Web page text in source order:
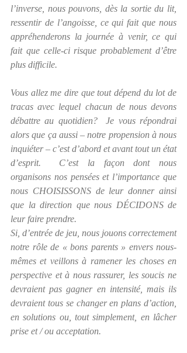
l’inverse, nous pouvons, dès la sortie du lit,
ressentir de l’angoisse, ce qui fait que nous
appréhenderons la journée à venir, ce qui
fait que celle-ci risque probablement d’être
plus difficile.
Vous allez me dire que tout dépend du lot de
tracas avec lequel chacun de nous devons
débattre au quotidien?  Je vous répondrai
alors que ça aussi – notre propension à nous
inquiéter – c’est d’abord et avant tout un état
d’esprit.  C’est la façon dont nous
organisons nos pensées et l’importance que
nous CHOISISSONS de leur donner ainsi
que la direction que nous DÉCIDONS de
leur faire prendre.
Si, d’entrée de jeu, nous jouons correctement
notre rôle de « bons parents » envers nous-
mêmes et veillons à ramener les choses en
perspective et à nous rassurer, les soucis ne
devraient pas gagner en intensité, mais ils
devraient tous se changer en plans d’action,
en solutions ou, tout simplement, en lâcher
prise et / ou acceptation.